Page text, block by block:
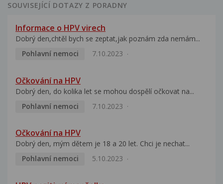
SOUVISEJÍCÍ DOTAZY Z PORADNY
Informace o HPV virech
Dobrý den,chtěl bych se zeptat,jak poznám zda nemám...
Pohlavní nemoci
7.10.2023
Očkování na HPV
Dobrý den, do kolika let se mohou dospělí očkovat na...
Pohlavní nemoci
7.10.2023
Očkování na HPV
Dobrý den, mým dětem je 18 a 20 let. Chci je nechat...
Pohlavní nemoci
5.10.2023